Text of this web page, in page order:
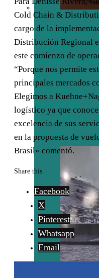
Bentancor:
“Tenemos
seguir
en
porque la
demanda
también va
crecer”
Cold Chain &
cargo de la
Distribución Regional
este comienzo de
“Porque nos permite
principales mercados
Elegimos a
logístico ya que
excelencia de sus
en la propuesta de
Brasil» comentó.
Share this
Facebook
X
Pinterest
Whatsapp
Email